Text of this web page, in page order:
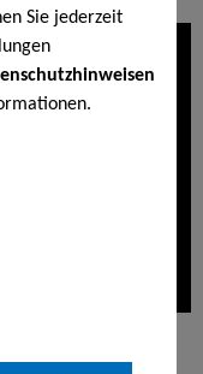
Sie jederzeit